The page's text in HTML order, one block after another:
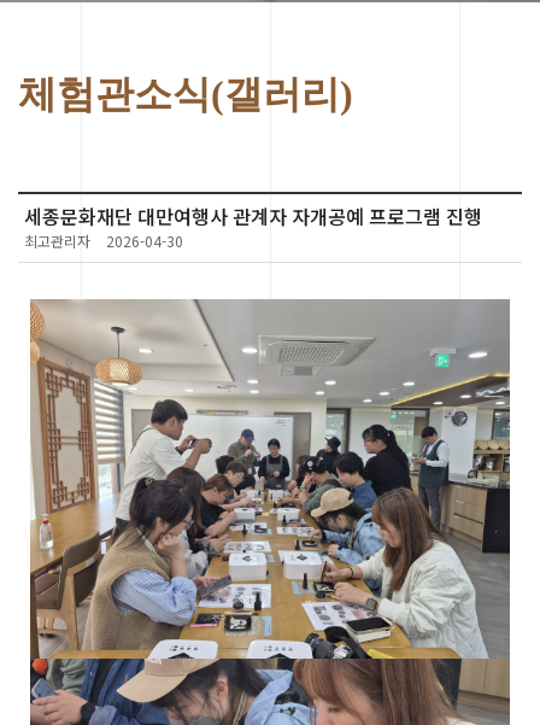
체험관소식(갤러리)
세종문화재단 대만여행사 관계자 자개공예 프로그램 진행
최고관리자 2026-04-30